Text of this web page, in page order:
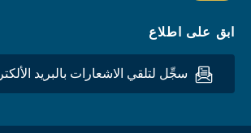
ابق على اطلاع
سجِّل لتلقي الاشعارات بالبريد